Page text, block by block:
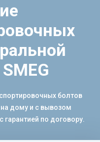
болтов
дому и с вывозом
гарантией по договору.